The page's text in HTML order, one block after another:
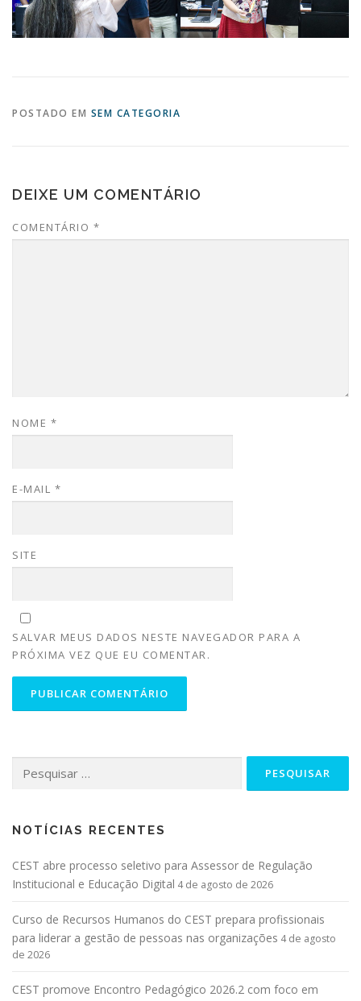
POSTADO EM SEM CATEGORIA
DEIXE UM COMENTÁRIO
COMENTÁRIO *
NOME *
E-MAIL *
SITE
SALVAR MEUS DADOS NESTE NAVEGADOR PARA A
PRÓXIMA VEZ QUE EU COMENTAR.
NOTÍCIAS RECENTES
CEST abre processo seletivo para Assessor de Regulação
Institucional e Educação Digital 4 de agosto de 2026
Curso de Recursos Humanos do CEST prepara profissionais
para liderar a gestão de pessoas nas organizações 4 de agosto
de 2026
CEST promove Encontro Pedagógico 2026.2 com foco em